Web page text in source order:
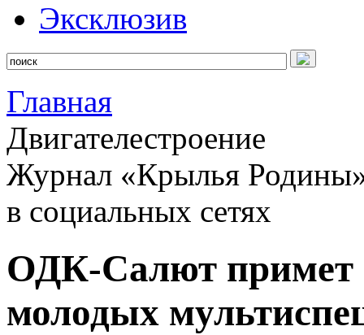
Эксклюзив
Главная
Двигателестроение
Журнал «Крылья
в социальных сетях
ОДК-Салют примет
молодых